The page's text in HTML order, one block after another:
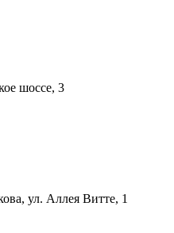
шоссе, 3
ул. Аллея Витте, 1